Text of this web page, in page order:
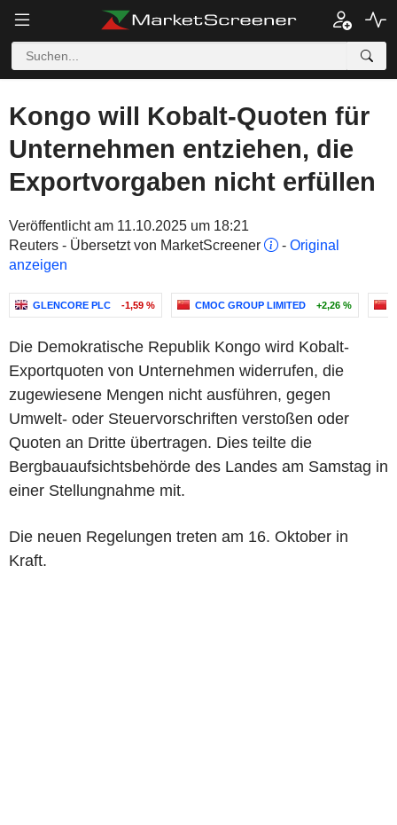
Kongo will Kobalt-Quoten für
Unternehmen entziehen, die
Exportvorgaben nicht erfüllen
Veröffentlicht am 11.10.2025 um 18:21
Reuters - Übersetzt von MarketScreener
- Original
anzeigen
GLENCORE PLC -1,59 % CMOC GROUP LIMITED +2,26 %
Die Demokratische Republik Kongo wird Kobalt-
Exportquoten von Unternehmen widerrufen, die
zugewiesene Mengen nicht ausführen, gegen
Umwelt- oder Steuervorschriften verstoßen oder
Quoten an Dritte übertragen. Dies teilte die
Bergbauaufsichtsbehörde des Landes am Samstag in
einer Stellungnahme mit.
Die neuen Regelungen treten am 16. Oktober in
Kraft.